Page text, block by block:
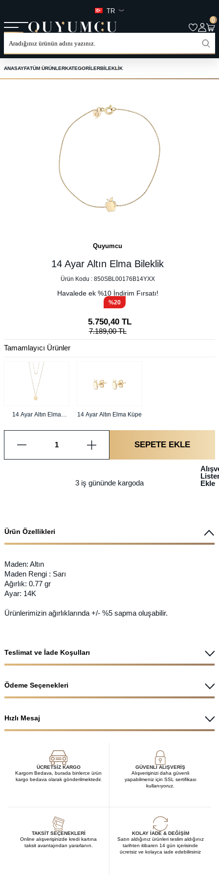
TR
0
ANASAYFATÜM ÜRÜNLERKATEGORILERBILEKLIK
Quyumcu
14 Ayar Altın Elma Bileklik
Ürün Kodu : 850SBL00176B14YXX
Havalede ek %10İndirim Fırsatı!
%20
5.750,40TL
7.189,00TL
Tamamlayıcı Ürünler
14 Ayar Altın Elma
14 Ayar Altın Elma Küpe
SEPETE EKLE
3 iş gününde kargoda
Ürün Özellikleri
Maden: Altın
Maden Rengi : Sarı
Ağırlık: 0.77 gr
Ayar: 14K
Ürünlerimizin ağırlıklarında +/- %5 sapma oluşabilir.
Teslimat ve İade Koşulları
Ödeme Seçenekleri
Hızlı Mesaj
Ekle
ÜCRETSIZ KARGO
Kargom Bedava, burada binlerce ürün
kargo bedava olarak gönderilmektedir.
GÜVENLI ALIŞVERIŞ
Alışverişinizi daha güvenli
yapabilmeniz için SSL sertifikası
kullanıyoruz.
TAKSIT SEÇENEKLERI
Online alışverişinizde kredi kartına
taksit avantajından yararlanın.
KOLAY İADE & DEĞIŞIM
Satın aldığınız ürünleri teslim aldığınız
tarihten itibaren 14 gün içerisinde
ücretsiz ve kolayca iade edebilirsiniz